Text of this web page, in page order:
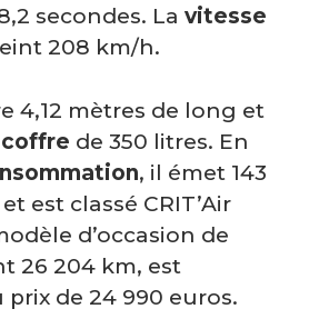
secondes. La vitesse
208 km/h.
4,12 mètres de long et
coffre de 350 litres. En
, il émet 143
est classé CRIT’Air
d’occasion de
26 204 km, est
de 24 990 euros.